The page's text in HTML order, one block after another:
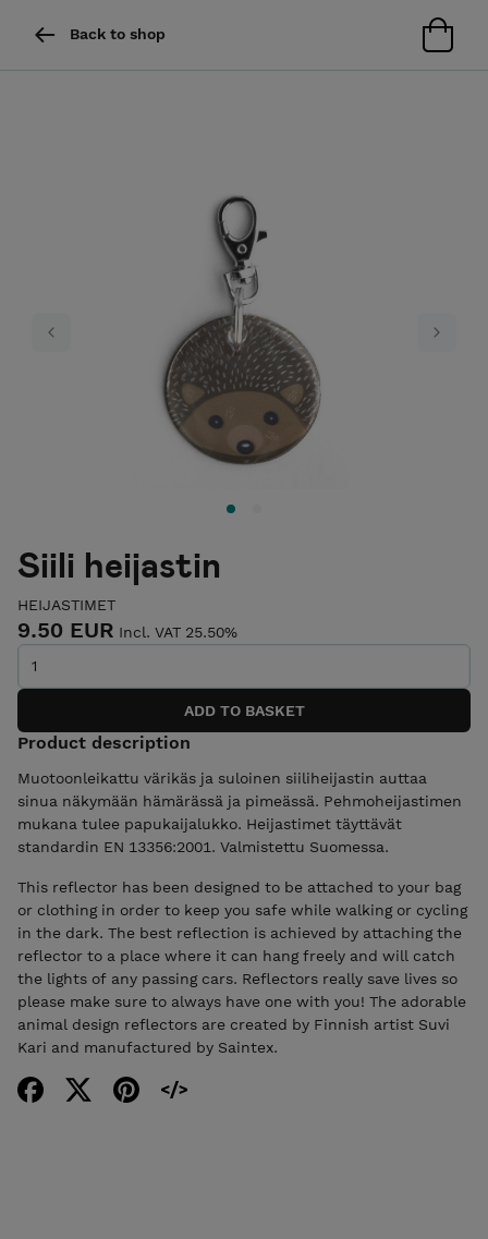
Back to shop
Previous Next
Siili heijastin
HEIJASTIMET
9.50 EUR Incl. VAT 25.50%
Product description
Muotoonleikattu värikäs ja suloinen siiliheijastin auttaa
sinua näkymään hämärässä ja pimeässä. Pehmoheijastimen
mukana tulee papukaijalukko. Heijastimet täyttävät
standardin EN 13356:2001. Valmistettu Suomessa.
This reflector has been designed to be attached to your bag
or clothing in order to keep you safe while walking or cycling
in the dark. The best reflection is achieved by attaching the
reflector to a place where it can hang freely and will catch
the lights of any passing cars. Reflectors really save lives so
please make sure to always have one with you! The adorable
animal design reflectors are created by Finnish artist Suvi
Kari and manufactured by Saintex.